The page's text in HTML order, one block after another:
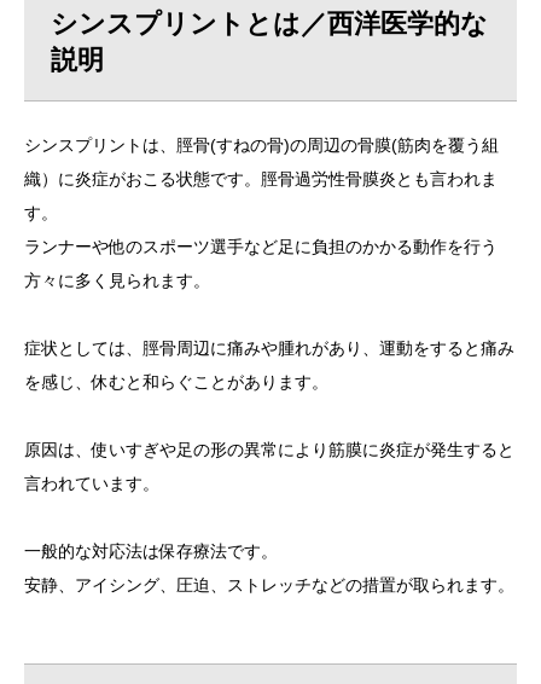
シンスプリントとは／西洋医学的な
説明
シンスプリントは、脛骨(すねの骨)の周辺の骨膜(筋肉を覆う組
織）に炎症がおこる状態です。脛骨過労性骨膜炎とも言われま
す。
ランナーや他のスポーツ選手など足に負担のかかる動作を行う
方々に多く見られます。
症状としては、脛骨周辺に痛みや腫れがあり、運動をすると痛み
を感じ、休むと和らぐことがあります。
原因は、使いすぎや足の形の異常により筋膜に炎症が発生すると
言われています。
一般的な対応法は保存療法です。
安静、アイシング、圧迫、ストレッチなどの措置が取られます。